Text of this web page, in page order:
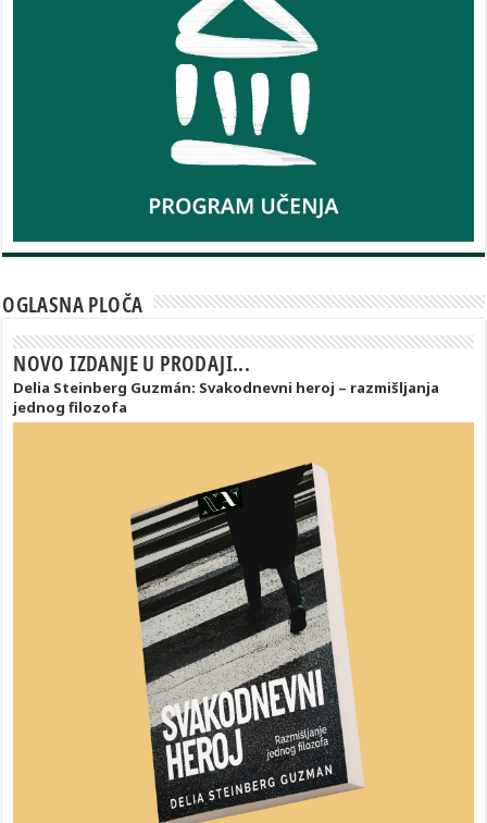
OGLASNA PLOČA
NOVO IZDANJE U PRODAJI...
Delia Steinberg Guzmán: Svakodnevni heroj – razmišljanja
jednog filozofa